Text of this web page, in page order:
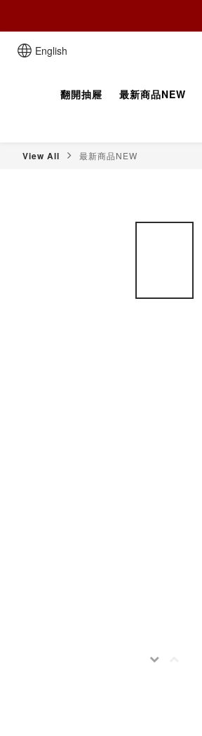
English
翻開抽屜 最新商品NEW
View All 最新商品NEW